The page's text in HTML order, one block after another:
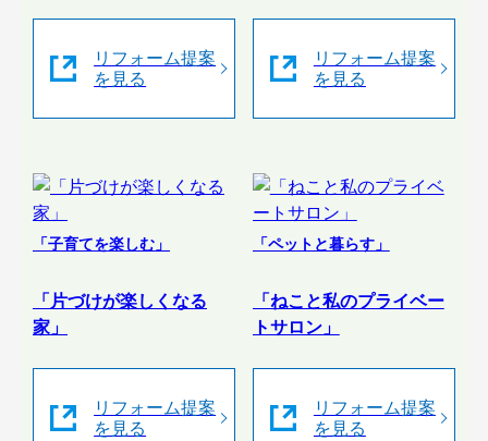
リフォーム提案
を見る
リフォーム提案
を見る
「子育てを楽しむ」
「片づけが楽しくなる
家」
リフォーム提案
を見る
「ペットと暮らす」
「ねこと私のプライベー
トサロン」
リフォーム提案
を見る